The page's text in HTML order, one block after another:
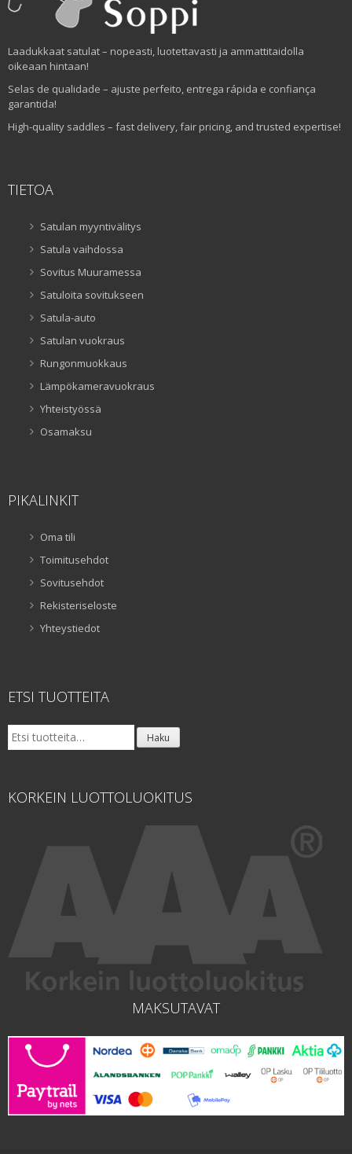
Laadukkaat satulat – nopeasti, luotettavasti ja ammattitaidolla
oikeaan hintaan!
Selas de qualidade – ajuste perfeito, entrega rápida e confiança
garantida!
High-quality saddles – fast delivery, fair pricing, and trusted expertise!
TIETOA
Satulan myyntivälitys
Satula vaihdossa
Sovitus Muuramessa
Satuloita sovitukseen
Satula-auto
Satulan vuokraus
Rungonmuokkaus
Lämpökameravuokraus
Yhteistyössä
Osamaksu
PIKALINKIT
Oma tili
Toimitusehdot
Sovitusehdot
Rekisteriseloste
Yhteystiedot
ETSI TUOTTEITA
Etsi: Haku
KORKEIN LUOTTOLUOKITUS
MAKSUTAVAT